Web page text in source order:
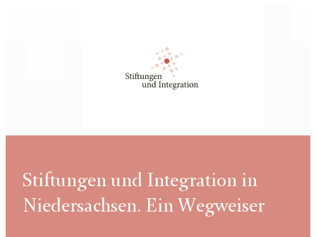
Stiftungen und Integration in
Niedersachsen. Ein Wegweiser